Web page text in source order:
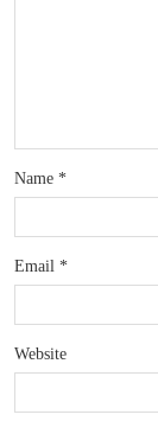
Name *
Email *
Website